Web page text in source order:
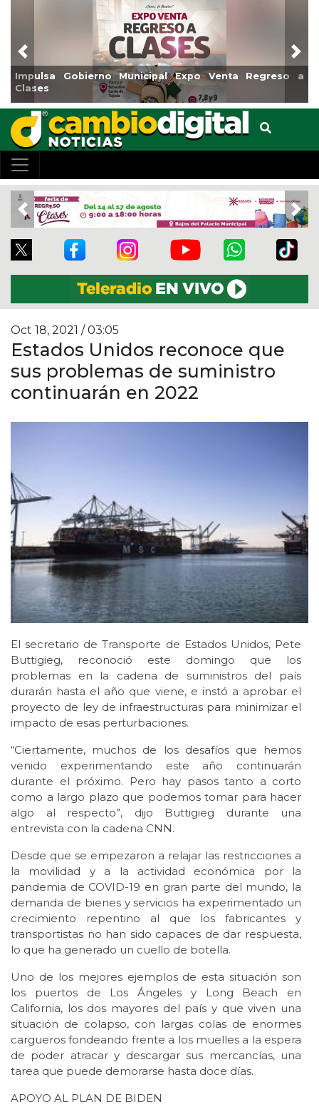
Venta Regreso a
Reabrirá Coatzacoalcos la Alberca
Centro
Previous
Previous
Oct 18, 2021 / 03:05
Estados Unidos reconoce que
sus problemas de suministro
continuarán en 2022
El secretario de Transporte de Estados Unidos, Pete
Buttigieg, reconoció este domingo que los
problemas en la cadena de suministros del país
durarán hasta el año que viene, e instó a aprobar el
proyecto de ley de infraestructuras para minimizar el
impacto de esas perturbaciones.
“Ciertamente, muchos de los desafíos que hemos
venido experimentando este año continuarán
durante el próximo. Pero hay pasos tanto a corto
como a largo plazo que podemos tomar para hacer
algo al respecto”, dijo Buttigieg durante una
entrevista con la cadena CNN.
Desde que se empezaron a relajar las restricciones a
la movilidad y a la actividad económica por la
pandemia de COVID-19 en gran parte del mundo, la
demanda de bienes y servicios ha experimentado un
crecimiento repentino al que los fabricantes y
transportistas no han sido capaces de dar respuesta,
lo que ha generado un cuello de botella.
Uno de los mejores ejemplos de esta situación son
los puertos de Los Ángeles y Long Beach en
California, los dos mayores del país y que viven una
situación de colapso, con largas colas de enormes
cargueros fondeando frente a los muelles a la espera
de poder atracar y descargar sus mercancías, una
tarea que puede demorarse hasta doce días.
APOYO AL PLAN DE BIDEN